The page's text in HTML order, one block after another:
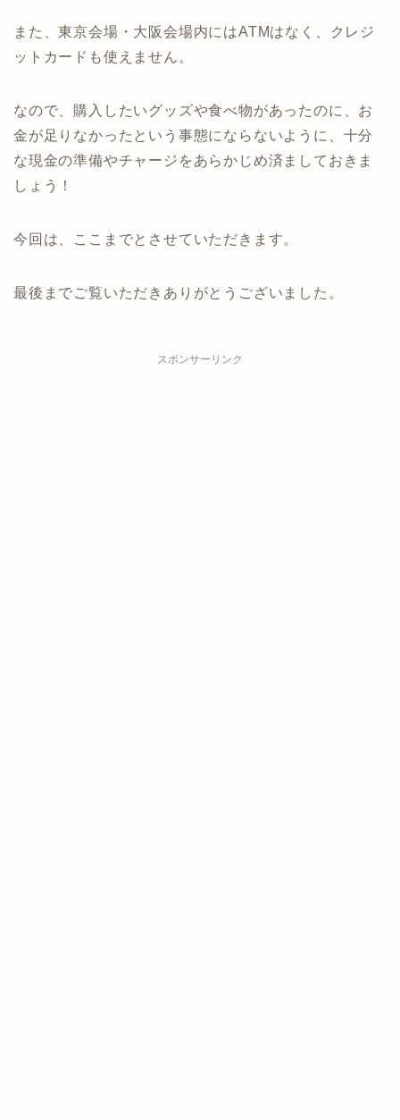
また、東京会場・大阪会場内にはATMはなく、クレジ
ットカードも使えません。
なので、購入したいグッズや食べ物があったのに、お
金が足りなかったという事態にならないように、十分
な現金の準備やチャージをあらかじめ済ましておきま
しょう！
今回は、ここまでとさせていただきます。
最後までご覧いただきありがとうございました。
スポンサーリンク